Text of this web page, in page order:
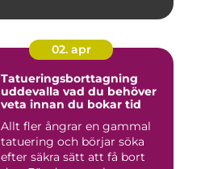
02. apr
Tatueringsborttagning
uddevalla vad du behöver
veta innan du bokar tid
Allt fler ångrar en gammal
tatuering och börjar söka
efter säkra sätt att få bort